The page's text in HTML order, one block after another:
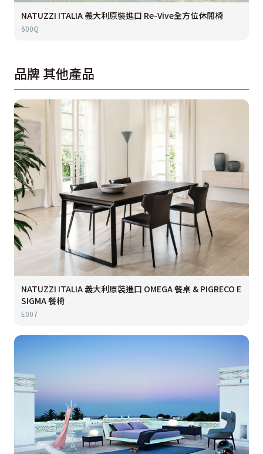
NATUZZI ITALIA 義大利原裝進口 Re-Vive全方位休閒椅
600Q
品牌其他產品
NATUZZI ITALIA 義大利原裝進口 OMEGA 餐桌 & PIGRECO E
SIGMA 餐椅
E007